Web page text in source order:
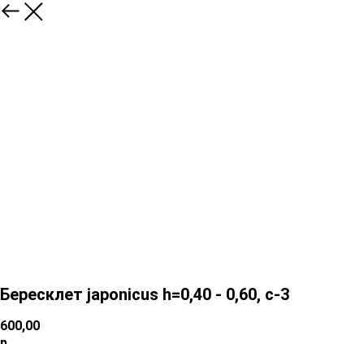
Бересклет japonicus h=0,40 - 0,60, с-3
600,00